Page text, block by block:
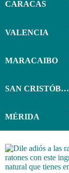
CARACAS
VALENCIA
MARACAIBO
SAN CRISTÓBAL
MÉRIDA